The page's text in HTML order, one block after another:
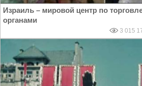
Израиль – мировой центр по
органами
3 015